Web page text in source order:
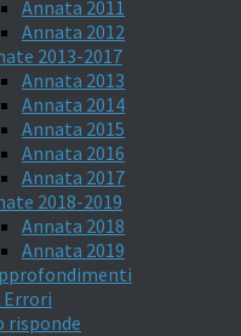
Annata 2011
Annata 2012
2013-2017
Annata 2013
Annata 2014
Annata 2015
Annata 2016
Annata 2017
2018-2019
Annata 2018
Annata 2019
Errori
risponde